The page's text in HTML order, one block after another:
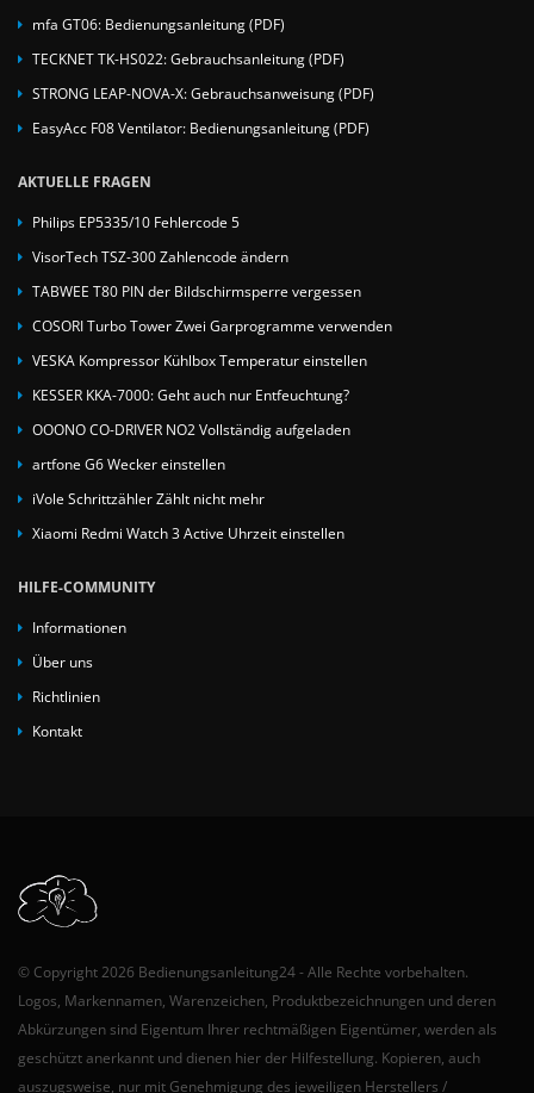
mfa GT06: Bedienungsanleitung (PDF)
TECKNET TK-HS022: Gebrauchsanleitung (PDF)
STRONG LEAP-NOVA-X: Gebrauchsanweisung (PDF)
EasyAcc F08 Ventilator: Bedienungsanleitung (PDF)
AKTUELLE FRAGEN
Philips EP5335/10 Fehlercode 5
VisorTech TSZ-300 Zahlencode ändern
TABWEE T80 PIN der Bildschirmsperre vergessen
COSORI Turbo Tower Zwei Garprogramme verwenden
VESKA Kompressor Kühlbox Temperatur einstellen
KESSER KKA-7000: Geht auch nur Entfeuchtung?
OOONO CO-DRIVER NO2 Vollständig aufgeladen
artfone G6 Wecker einstellen
iVole Schrittzähler Zählt nicht mehr
Xiaomi Redmi Watch 3 Active Uhrzeit einstellen
HILFE-COMMUNITY
Informationen
Über uns
Richtlinien
Kontakt
© Copyright 2026 Bedienungsanleitung24 - Alle Rechte vorbehalten.
Logos, Markennamen, Warenzeichen, Produktbezeichnungen und deren
Abkürzungen sind Eigentum Ihrer rechtmäßigen Eigentümer, werden als
geschützt anerkannt und dienen hier der Hilfestellung. Kopieren, auch
auszugsweise, nur mit Genehmigung des jeweiligen Herstellers /